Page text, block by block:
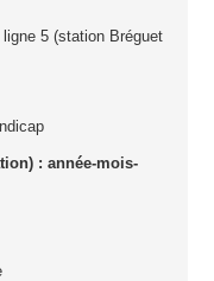
5 (station Bréguet
: année-mois-